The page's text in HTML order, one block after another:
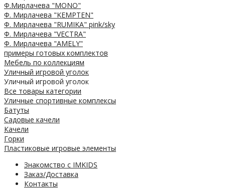
Ф.Мирлачева "MONO"
Ф. Мирлачева "KEMPTEN"
Ф. Мирлачева "RUMIKA" pink/sky
Ф. Мирлачева "VECTRA"
Ф. Мирлачева "AMELY"
примеры готовых комплектов
Мебель по коллекциям
Уличный игровой уголок
Уличный игровой уголок
Все товары категории
Уличные спортивные комплексы
Батуты
Садовые качели
Качели
Горки
Пластиковые игровые элементы
Знакомство с IMKIDS
Заказ/Доставка
Контакты